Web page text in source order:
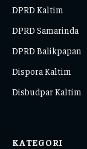
DPRD Kaltim
DPRD Samarinda
DPRD Balikpapan
Dispora Kaltim
Disbudpar Kaltim
KATEGORI